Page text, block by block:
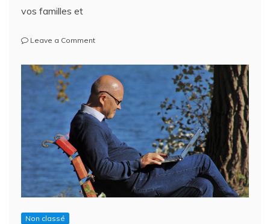
vos familles et
Leave a Commenton
fêtes
de
fin
d’année
Non classé